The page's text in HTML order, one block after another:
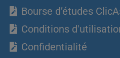
Bourse d’études
Conditions
Confidentialité